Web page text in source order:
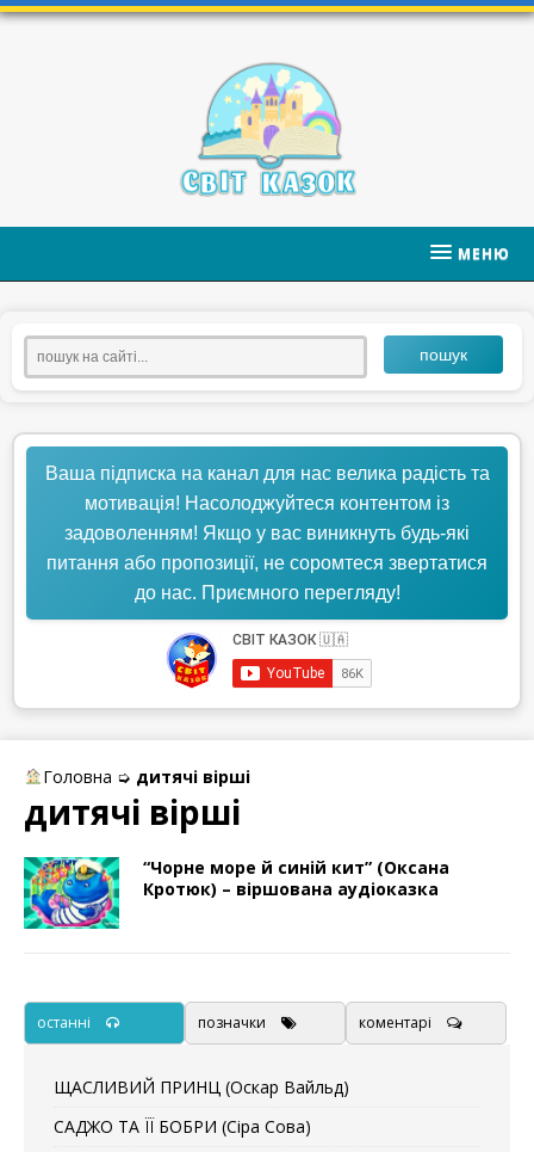
МЕНЮ
пошук
Ваша підписка на канал для нас велика радість та
мотивація! Насолоджуйтеся контентом із
задоволенням! Якщо у вас виникнуть будь-які
питання або пропозиції, не соромтеся звертатися
до нас. Приємного перегляду!
Головна ➭ дитячі вірші
дитячі вірші
“Чорне море й синій кит” (Оксана
Кротюк) – віршована аудіоказка
останні позначки коментарі
ЩАСЛИВИЙ ПРИНЦ (Оскар Вайльд)
САДЖО ТА ЇЇ БОБРИ (Сіра Сова)